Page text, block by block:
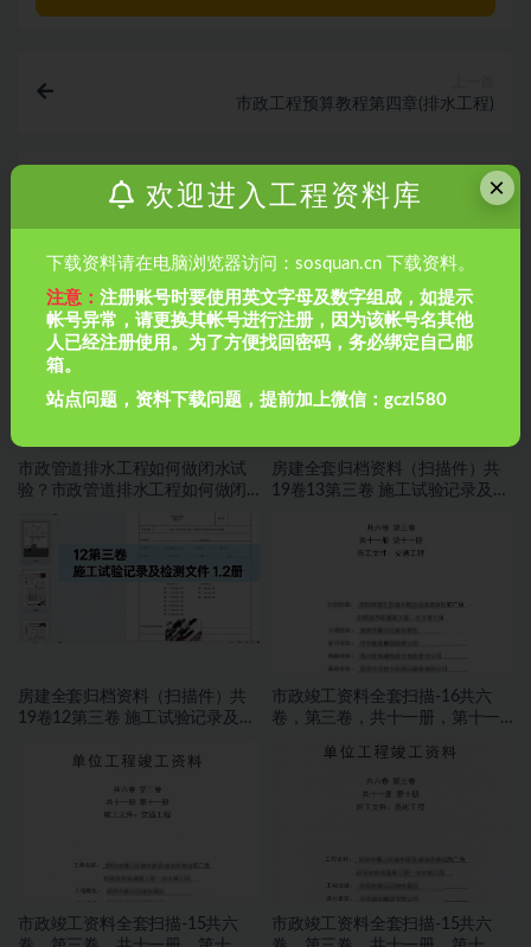
市政工程预算教程第四章(排水工程)
市政管道工程
相关文章
市政管道排水工程如何做闭水试
验？市政管道排水工程如何做闭
房建全套归档资料（扫描件）共
19卷13第三卷 施工试验记录及检
房建全套归档资料（扫描件）共
19卷12第三卷 施工试验记录及检
市政竣工资料全套扫描-16共六
卷，第三卷，共十一册，第十一
市政竣工资料全套扫描-15共六
市政竣工资料全套扫描-15共六
×
欢迎进入工程资料库
下载资料请在电脑浏览器访问：sosquan.cn 下载资料。
注意：注册账号时要使用英文字母及数字组成，如提示
帐号异常，请更换其帐号进行注册，因为该帐号名其他
人已经注册使用。为了方便找回密码，务必绑定自己邮
箱。
站点问题，资料下载问题，提前加上微信：gczl580